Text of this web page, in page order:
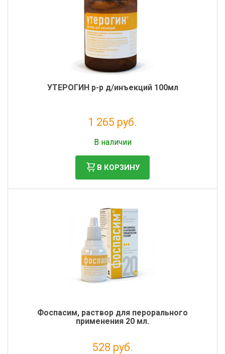
УТЕРОГИН р-р д/инъекций 100мл
1 265 руб.
В наличии
В КОРЗИНУ
Фоспасим, раствор для перорального
применения 20 мл.
528 руб.